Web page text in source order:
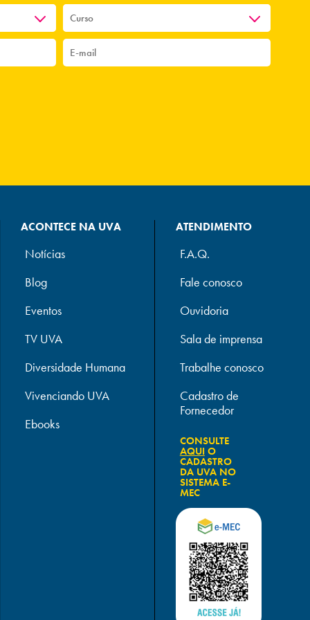
ACONTECE NA UVA
Notícias
Blog
Eventos
TV UVA
Diversidade Humana
Vivenciando UVA
Ebooks
ATENDIMENTO
F.A.Q.
Fale conosco
Ouvidoria
Sala de imprensa
Trabalhe conosco
Cadastro de
Fornecedor
CONSULTE
AQUIO
CADASTRO
DA UVA NO
SISTEMA E-
MEC